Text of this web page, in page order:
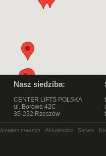
Nasz siedziba:
CENTER LIFTS POLSKA
ul. Borowa 42C
35-232 Rzeszów
maszyn Aktualności Serwis